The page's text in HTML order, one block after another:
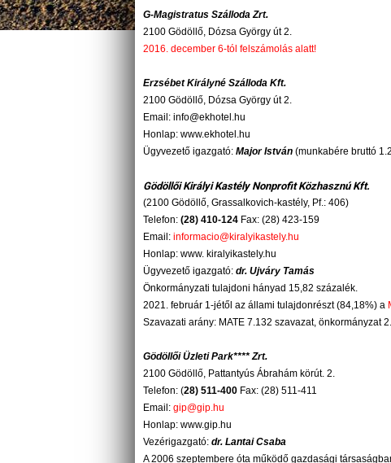
G-Magistratus Szálloda Zrt.
2100 Gödöllő, Dózsa György út 2.
2016. december 6-tól felszámolás alatt!
Erzsébet Királyné Szálloda Kft.
2100 Gödöllő, Dózsa György út 2.
Email: info@ekhotel.hu
Honlap: www.ekhotel.hu
Ügyvezető igazgató: Major István (munkabére bruttó
Gödöllői Királyi Kastély Nonprofit Közhasznú Kft.
(2100 Gödöllő, Grassalkovich-kastély, Pf.: 406)
Telefon: (28) 410-124 Fax: (28) 423-159
Email: informacio@kiralyikastely.hu
Honlap: www. kiralyikastely.hu
Ügyvezető igazgató: dr. Ujváry Tamás
Önkormányzati tulajdoni hányad 15,82 százalék.
2021. február 1-jétől az állami tulajdonrészt (84,18%) a
Szavazati arány: MATE 7.132 szavazat, önkormányzat
Gödöllői Üzleti Park**** Zrt.
2100 Gödöllő, Pattantyús Ábrahám körút. 2.
Telefon: (28) 511-400 Fax: (28) 511-411
Email: gip@gip.hu
Honlap: www.gip.hu
Vezérigazgató: dr. Lantai Csaba
A 2006 szeptembere óta működő gazdasági